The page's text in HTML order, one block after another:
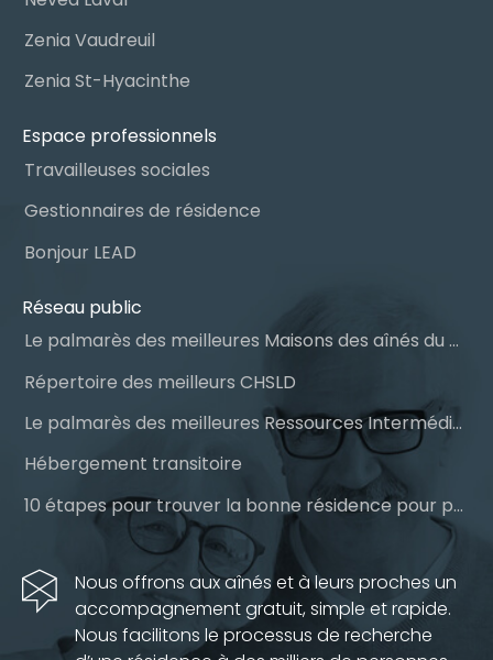
Zenia Vaudreuil
Zenia St-Hyacinthe
Espace professionnels
Travailleuses sociales
Gestionnaires de résidence
Bonjour LEAD
Réseau public
Le palmarès des meilleures Maisons des aînés du Québec
Répertoire des meilleurs CHSLD
Le palmarès des meilleures Ressources Intermédiaires (RI)
Hébergement transitoire
10 étapes pour trouver la bonne résidence pour personnes âgées
Nous offrons aux aînés et à leurs proches un
accompagnement gratuit, simple et rapide.
Nous facilitons le processus de recherche